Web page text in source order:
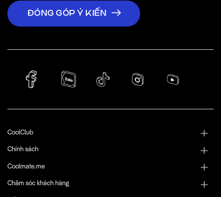
ĐÓNG GÓP Ý KIẾN
CoolClub
Chính sách
Coolmate.me
Chăm sóc khách hàng